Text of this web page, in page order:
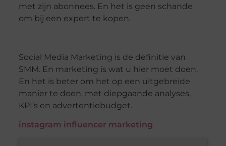
met zijn abonnees. En het is geen schande
om bij een expert te kopen.
Social Media Marketing is de definitie van
SMM. En marketing is wat u hier moet doen.
En het is beter om het op een uitgebreide
manier te doen, met diepgaande analyses,
KPI’s en advertentiebudget.
instagram influencer marketing